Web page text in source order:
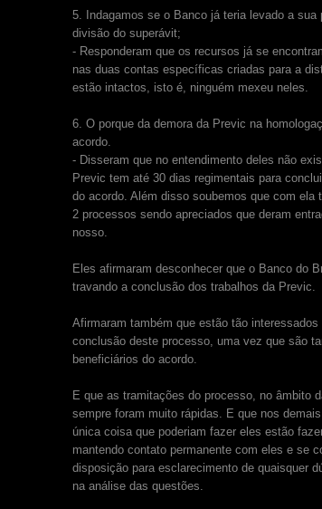
5. Indagamos se o Banco já teria levado a sua
divisão do superávit;
- Responderam que os recursos já se
nas duas contas específicas criadas para a
estão intactos, isto é, ninguém mexeu neles.
6. O porque da demora da Previc na
acordo.
- Disseram que no entendimento deles não
Previc tem até 30 dias regimentais para
do acordo. Além disso soubemos que com ela
2 processos sendo apreciados que deram
nosso.
Eles afirmaram desconhecer que o Banco do
travando a conclusão dos trabalhos da Previc.
Afirmaram também que estão tão interessados
conclusão deste processo, uma vez que são
beneficiários do acordo.
E que as tramitações do processo, no âmbito
sempre foram muito rápidas. E que nos
única coisa que poderiam fazer eles estão
mantendo contato permanente com eles e se
disposição para esclarecimento de quaisquer
na análise das questões.